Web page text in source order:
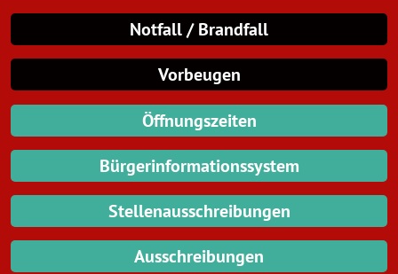
Notfall / Brandfall
Vorbeugen
Öffnungszeiten
Bürgerinformationssystem
Stellenausschreibungen
Ausschreibungen